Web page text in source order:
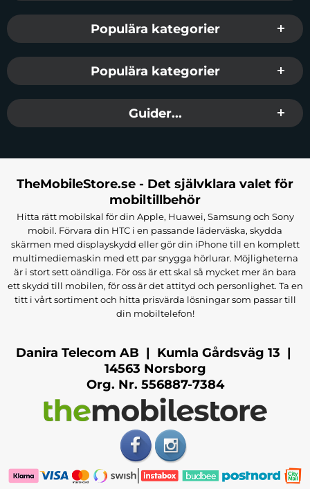
Populära kategorier
Populära kategorier
Guider...
TheMobileStore.se - Det självklara valet för
mobiltillbehör
Hitta rätt mobilskal för din Apple, Huawei, Samsung och Sony
mobil. Förvara din HTC i en passande läderväska, skydda
skärmen med displayskydd eller gör din iPhone till en komplett
multimediemaskin med ett par snygga hörlurar. Möjligheterna
är i stort sett oändliga. För oss är ett skal så mycket mer än bara
ett skydd till mobilen, för oss är det attityd och personlighet. Ta en
titt i vårt sortiment och hitta prisvärda lösningar som passar till
din mobiltelefon!
Danira Telecom AB | Kumla Gårdsväg 13 |
14563 Norsborg
Org. Nr. 556887-7384